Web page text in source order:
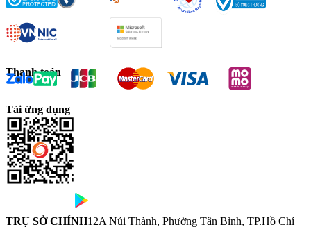
Thanh toán
Tải ứng dụng
TRỤ SỞ CHÍNH12A Núi Thành, Phường Tân Bình, TP.Hồ Chí